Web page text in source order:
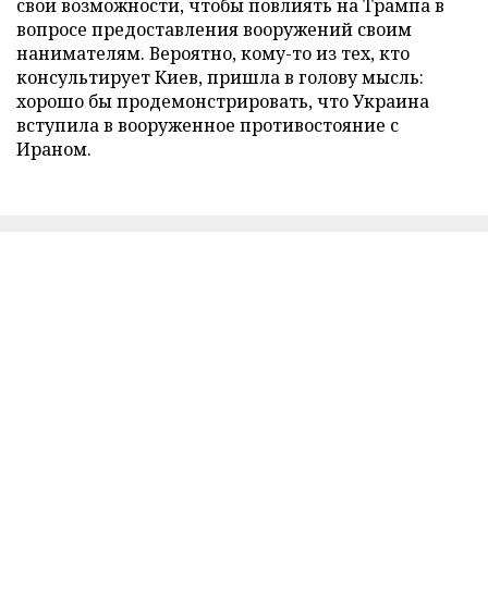
свои возможности, чтобы повлиять на Трампа в
вопросе предоставления вооружений своим
нанимателям. Вероятно, кому-то из тех, кто
консультирует Киев, пришла в голову мысль:
хорошо бы продемонстрировать, что Украина
вступила в вооруженное противостояние с
Ираном.